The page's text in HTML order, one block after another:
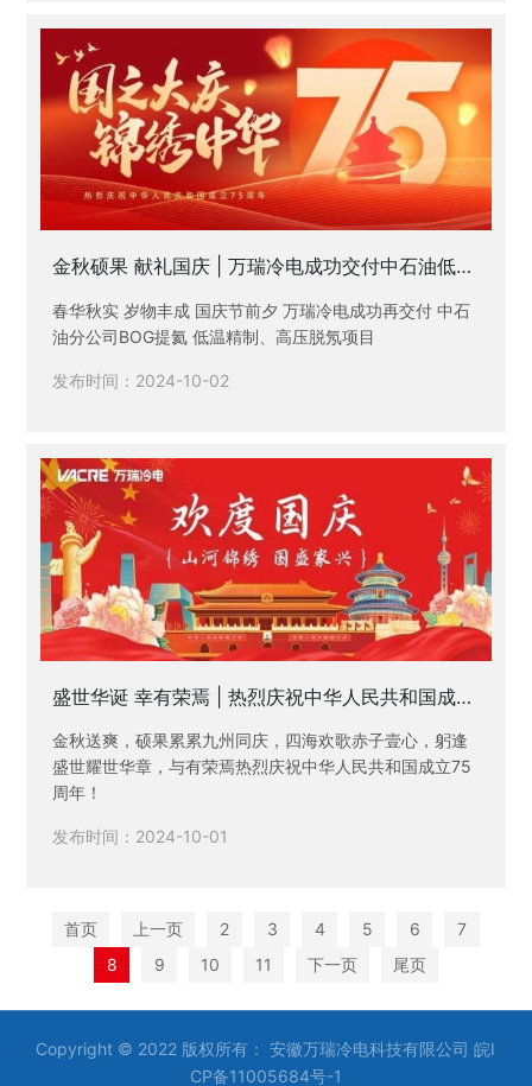
金秋硕果 献礼国庆 | 万瑞冷电成功交付中石油低温
春华秋实 岁物丰成 国庆节前夕 万瑞冷电成功再交付 中石
油分公司BOG提氦 低温精制、高压脱氖项目
发布时间：2024-10-02
盛世华诞 幸有荣焉 | 热烈庆祝中华人民共和国成立
金秋送爽，硕果累累九州同庆，四海欢歌赤子壹心，躬逢
盛世耀世华章，与有荣焉热烈庆祝中华人民共和国成立75
周年！
发布时间：2024-10-01
首页 上一页 2 3 4 5 6
7
8
9 10 11 下一页 尾页
Copyright © 2022 版权所有： 安徽万瑞冷电科技有限公司皖I
CP备11005684号-1